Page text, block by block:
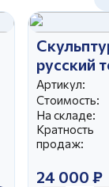
русский
Артикул:
Стоимость:
На складе:
Кратность
продаж:
24 000 ₽